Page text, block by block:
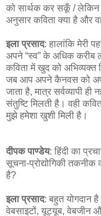
को सार्थक कर सकूँ / लेकिन
अनुसार कविता क्या है और
इला प्रसाद: हालांकि मेरी
अपने “स्व” के अधिक करीब
कविता में खुद को अभिव्यक्त
जब आप अपने कैनवस को अपने
जाता है, मात्र सर्वव्यापी
संतुष्टि मिलती है। वही
मुझे हमेशा खुशी मिली है।
दीपक पाण्डेय: हिंदी का
सूचना-प्रोद्योगिकी तकनीक
है?
इला प्रसाद: बहुत योगदान
वेबसाइटों, यूट्यूब, वेबजीन